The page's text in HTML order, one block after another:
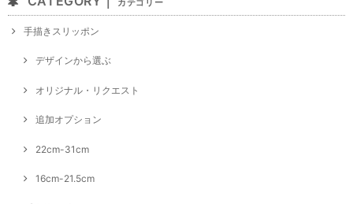
手描きスリッポン
デザインから選ぶ
オリジナル・リクエスト
追加オプション
22cm-31cm
16cm-21.5cm